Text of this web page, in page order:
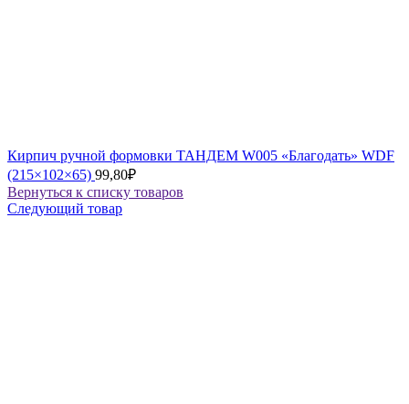
Кирпич ручной формовки ТАНДЕМ W005 «Благодать» WDF
(215×102×65) 99,80₽
Вернуться к списку товаров
Следующий товар